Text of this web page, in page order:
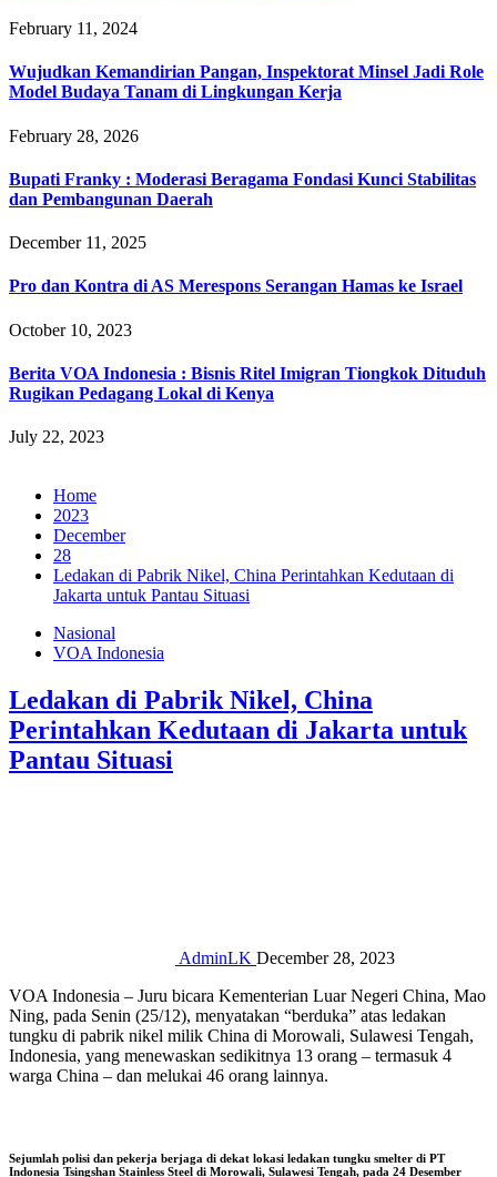
February 11, 2024
‎Wujudkan Kemandirian Pangan, Inspektorat Minsel Jadi Role
Model Budaya Tanam di Lingkungan Kerja
February 28, 2026
Bupati Franky : Moderasi Beragama Fondasi Kunci Stabilitas
dan Pembangunan Daerah
December 11, 2025
Pro dan Kontra di AS Merespons Serangan Hamas ke Israel
October 10, 2023
Berita VOA Indonesia : Bisnis Ritel Imigran Tiongkok Dituduh
Rugikan Pedagang Lokal di Kenya
July 22, 2023
Home
2023
December
28
Ledakan di Pabrik Nikel, China Perintahkan Kedutaan di
Jakarta untuk Pantau Situasi
Nasional
VOA Indonesia
Ledakan di Pabrik Nikel, China
Perintahkan Kedutaan di Jakarta untuk
Pantau Situasi
AdminLK December 28, 2023
VOA Indonesia – Juru bicara Kementerian Luar Negeri China, Mao
Ning, pada Senin (25/12), menyatakan “berduka” atas ledakan
tungku di pabrik nikel milik China di Morowali, Sulawesi Tengah,
Indonesia, yang menewaskan sedikitnya 13 orang – termasuk 4
warga China – dan melukai 46 orang lainnya.
Sejumlah polisi dan pekerja berjaga di dekat lokasi ledakan tungku smelter di PT
Indonesia Tsingshan Stainless Steel di Morowali, Sulawesi Tengah, pada 24 Desember